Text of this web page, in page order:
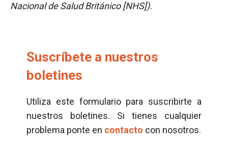
Nacional de Salud Británico [NHS]).
Suscríbete a nuestros
boletines
Utiliza este formulario para suscribirte a
nuestros boletines. Si tienes cualquier
problema ponte en contacto con nosotros.